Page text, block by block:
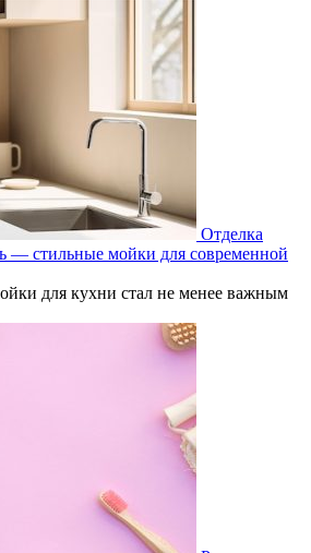
Отделка
— стильные мойки для современной
для кухни стал не менее важным